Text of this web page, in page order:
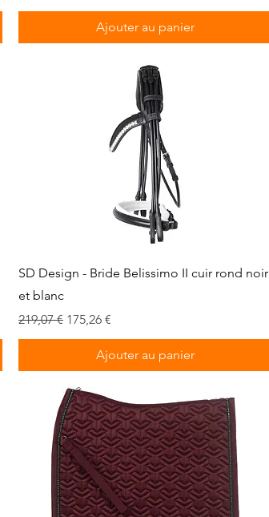
Ajouter au panier
Aperçu rapide
SD Design - Bride Belissimo II cuir rond noir
et blanc
Prix original
219,07 € Prix promotionnel
175,26 €
Ajouter au panier